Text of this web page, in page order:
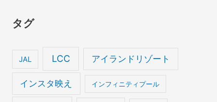
イ
タグ
JAL LCC アイランドリゾート
インスタ映え インフィニティプール